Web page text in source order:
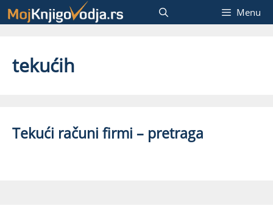
Skip
to
Menu
tekućih
Tekući računi firmi – pretraga